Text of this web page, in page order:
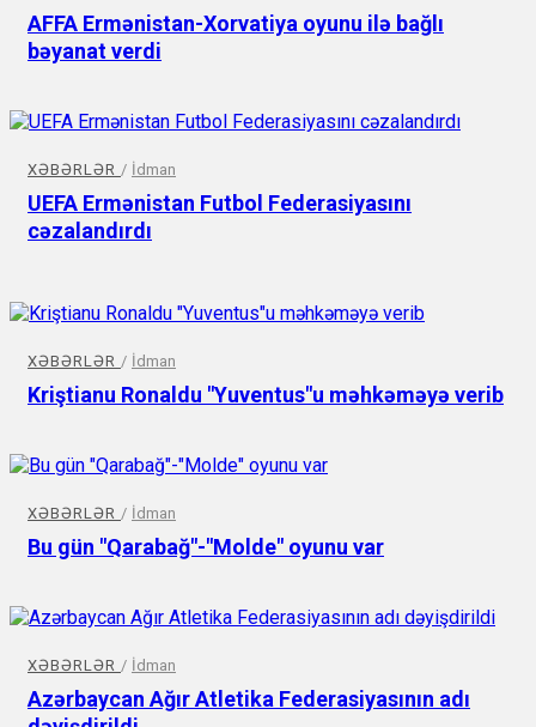
AFFA Ermənistan-Xorvatiya oyunu ilə bağlı
bəyanat verdi
XƏBƏRLƏR / İdman
UEFA Ermənistan Futbol Federasiyasını
cəzalandırdı
XƏBƏRLƏR / İdman
Kriştianu Ronaldu "Yuventus"u məhkəməyə verib
XƏBƏRLƏR / İdman
Bu gün "Qarabağ"-"Molde" oyunu var
XƏBƏRLƏR / İdman
Azərbaycan Ağır Atletika Federasiyasının adı